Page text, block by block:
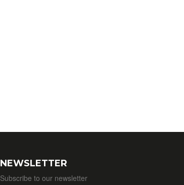
NEWSLETTER
Subscribe to our newsletter